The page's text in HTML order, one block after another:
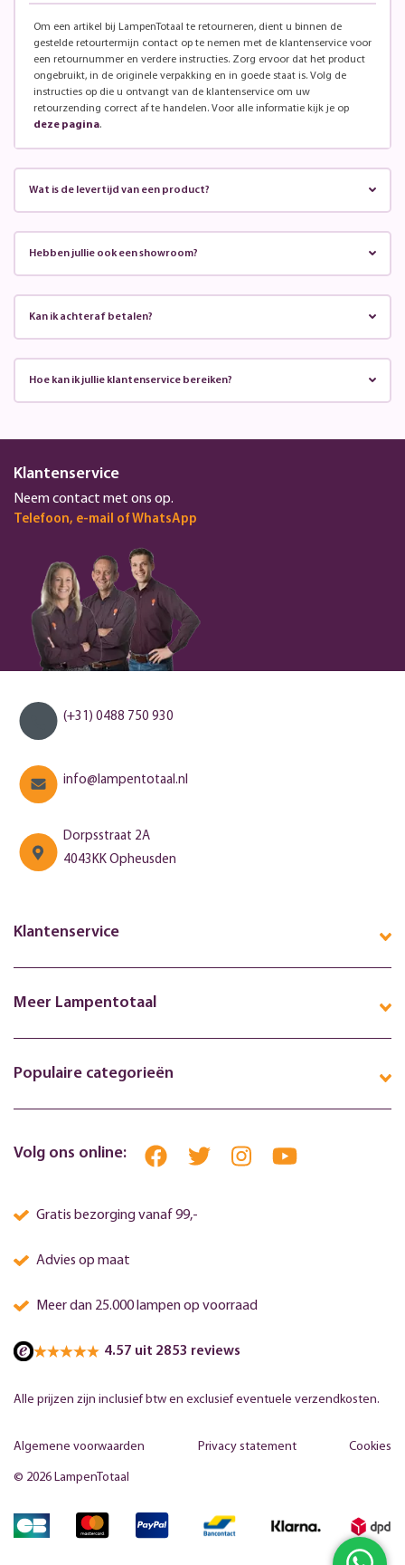
Om een artikel bij LampenTotaal te retourneren, dient u binnen de
gestelde retourtermijn contact op te nemen met de klantenservice voor
een retournummer en verdere instructies. Zorg ervoor dat het product
ongebruikt, in de originele verpakking en in goede staat is. Volg de
instructies op die u ontvangt van de klantenservice om uw
retourzending correct af te handelen. Voor alle informatie kijk je op
deze pagina.
Wat is de levertijd van een product?
Hebben jullie ook een showroom?
Kan ik achteraf betalen?
Hoe kan ik jullie klantenservice bereiken?
Klantenservice
Neem contact met ons op.
Telefoon, e-mail of WhatsApp
(+31) 0488 750 930
info@lampentotaal.nl
Dorpsstraat 2A
4043KK Opheusden
Klantenservice
Meer Lampentotaal
Populaire categorieën
Volg ons online:
Gratis bezorging vanaf 99,-
Advies op maat
Meer dan 25.000 lampen op voorraad
4.57 uit 2853 reviews
Alle prijzen zijn inclusief btw en exclusief eventuele verzendkosten.
© 2026 LampenTotaal
Algemene voorwaarden Privacy statement Cookies